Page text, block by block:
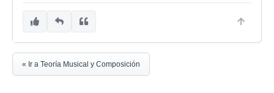
« Ir a Teoría Musical y Composición